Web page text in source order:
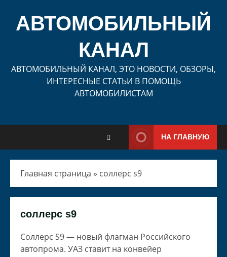
содержимому
АВТОМОБИЛЬНЫЙ
КАНАЛ
АВТОМОБИЛЬНЫЙ КАНАЛ, ЭТО НОВОСТИ, ОБЗОРЫ,
ИНТЕРЕСНЫЕ СТАТЬИ В ПОМОЩЬ
АВТОМОБИЛИСТАМ
НА ГЛАВНУЮ
Главная страница » соллерс s9
соллерс s9
Соллерс S9 — новый флагман Российского
автопрома. УАЗ ставит на конвейер